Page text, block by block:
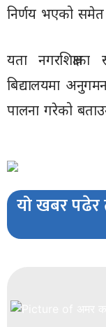
निर्णय भएको
यता
बिद्यालयमा
पालना गरेको
यो खबर पढेर